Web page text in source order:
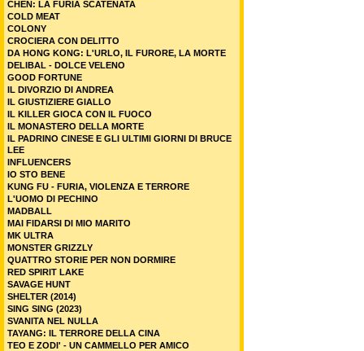
CHEN: LA FURIA SCATENATA
COLD MEAT
COLONY
CROCIERA CON DELITTO
DA HONG KONG: L'URLO, IL FURORE, LA MORTE
DELIBAL - DOLCE VELENO
GOOD FORTUNE
IL DIVORZIO DI ANDREA
IL GIUSTIZIERE GIALLO
IL KILLER GIOCA CON IL FUOCO
IL MONASTERO DELLA MORTE
IL PADRINO CINESE E GLI ULTIMI GIORNI DI BRUCE
LEE
INFLUENCERS
IO STO BENE
KUNG FU - FURIA, VIOLENZA E TERRORE
L'UOMO DI PECHINO
MADBALL
MAI FIDARSI DI MIO MARITO
MK ULTRA
MONSTER GRIZZLY
QUATTRO STORIE PER NON DORMIRE
RED SPIRIT LAKE
SAVAGE HUNT
SHELTER (2014)
SING SING (2023)
SVANITA NEL NULLA
TAYANG: IL TERRORE DELLA CINA
TEO E ZODI' - UN CAMMELLO PER AMICO